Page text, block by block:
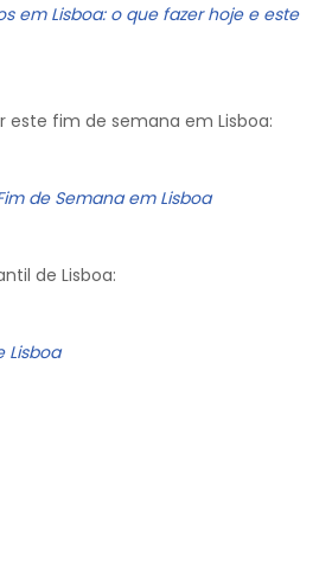
em Lisboa: o que fazer hoje e este
este fim de semana em Lisboa:
de Semana em Lisboa
de Lisboa:
Lisboa